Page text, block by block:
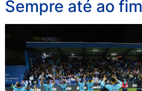
Sempre até ao fim